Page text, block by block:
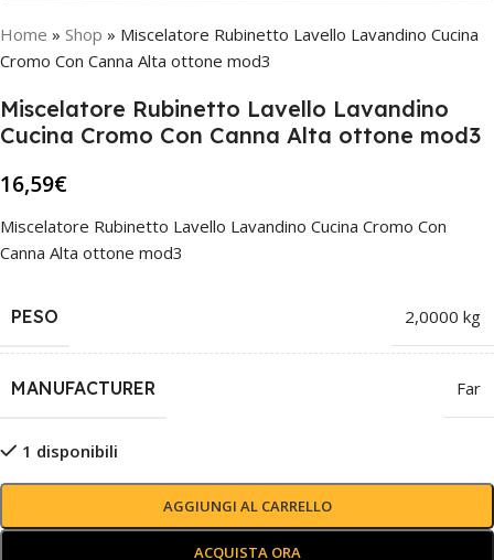
Home » Shop » Miscelatore Rubinetto Lavello Lavandino Cucina
Cromo Con Canna Alta ottone mod3
Miscelatore Rubinetto Lavello Lavandino
Cucina Cromo Con Canna Alta ottone mod3
16,59€
Miscelatore Rubinetto Lavello Lavandino Cucina Cromo Con
Canna Alta ottone mod3
PESO 2,0000 kg
MANUFACTURER Far
1 disponibili
AGGIUNGI AL CARRELLO
ACQUISTA ORA